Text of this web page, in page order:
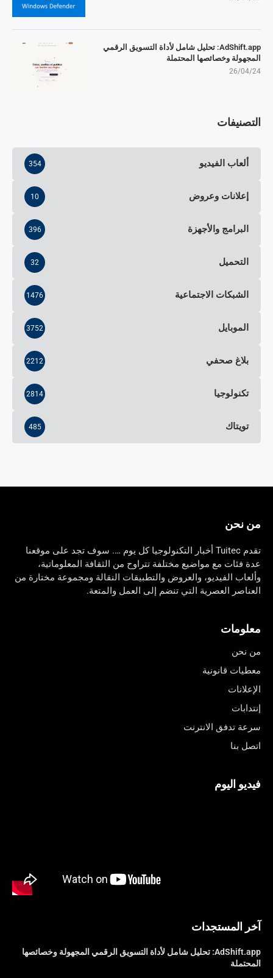
AdShift.app: تحليل شامل لأداة التسويق الرقمي
المجهولة وخصائصها المحتملة
26/04/24
التصنيفات
ألعاب الفيديو 354
إعلانات وعروض 10
البرامج والأجهزة 396
التحميل 32
الشبكات الاجتماعية 1476
الموبايل 3752
بلاغ صحفي 2212
تكنولوجيا 2814
تويتاك 485
من نحن
تقدم Tuitec أخبار التكنولوجيا كل يوم …. سوف تجد على موقعنا
عدة فئات مع مواضيع مختلفة تتراوح من الثقافة المعلوماتية،
وألعاب الفيديو، والعروض والتطبيقات النقالة ومجموعة مختارة من
العناصر العصرية التي تنضم إلى العمل والمتعة.
معلومات
من نحن
معطيات قانونية
الإعلانات
إنتدابات
سرعة تدفق الانترنت
اتصل بنا
فيديو اليوم
آخر المستجدات
AdShift.app: تحليل شامل لأداة التسويق الرقمي المجهولة وخصائصها
المحتملة